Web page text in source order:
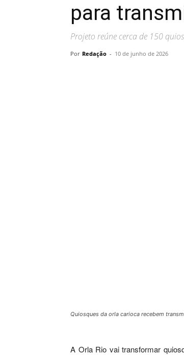
para
Projeto reúne cerca de 150
Por Redação - 10 de junho de 2026
Quiosques da orla carioca recebem
A Orla Rio vai transformar